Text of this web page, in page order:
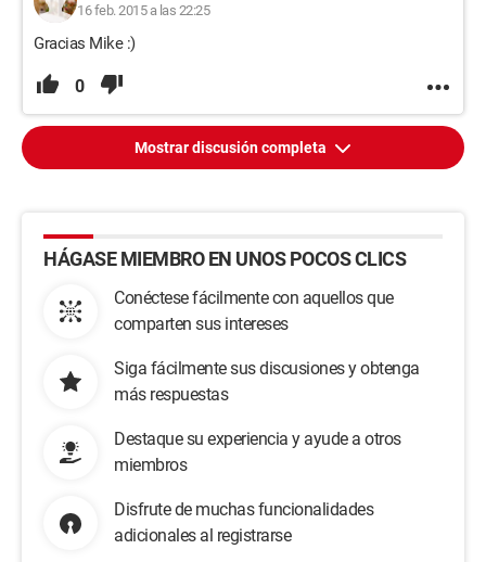
16 feb. 2015 a las 22:25
Gracias Mike :)
0
Mostrar discusión completa
HÁGASE MIEMBRO EN UNOS POCOS CLICS
Conéctese fácilmente con aquellos que
comparten sus intereses
Siga fácilmente sus discusiones y obtenga
más respuestas
Destaque su experiencia y ayude a otros
miembros
Disfrute de muchas funcionalidades
adicionales al registrarse